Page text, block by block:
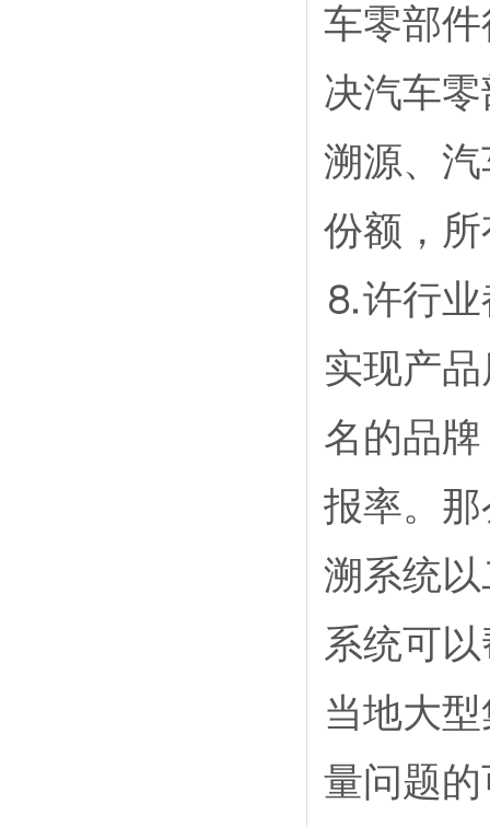
车零部
决汽车
溯源、
份额，
⒏许行业
实现产
名的品
报率。
溯系统
系统可
当地大
量问题